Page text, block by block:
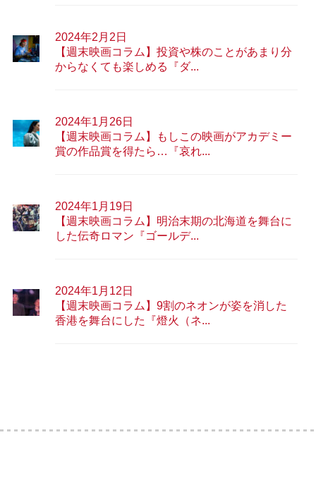
2024年2月2日
【週末映画コラム】投資や株のことがあまり分
からなくても楽しめる『ダ...
2024年1月26日
【週末映画コラム】もしこの映画がアカデミー
賞の作品賞を得たら…『哀れ...
2024年1月19日
【週末映画コラム】明治末期の北海道を舞台に
した伝奇ロマン『ゴールデ...
2024年1月12日
【週末映画コラム】9割のネオンが姿を消した
香港を舞台にした『燈火（ネ...